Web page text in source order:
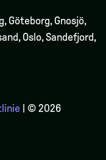
Göteborg, Gnosjö,
Oslo, Sandefjord,
| © 2026